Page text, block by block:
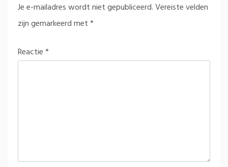
Je e-mailadres wordt niet gepubliceerd.Vereiste velden
zijn gemarkeerd met*
Reactie*